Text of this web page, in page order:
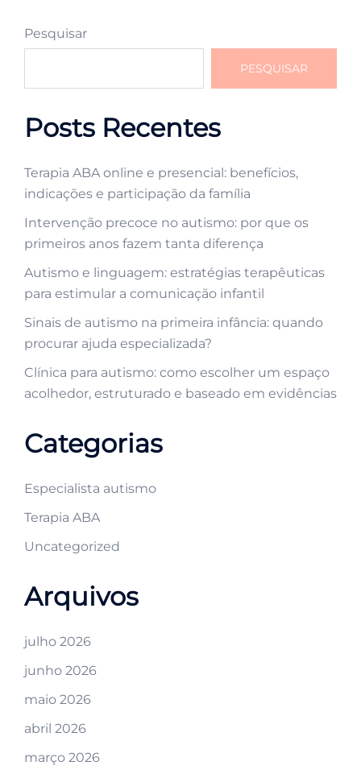
Pesquisar
PESQUISAR
Posts Recentes
Terapia ABA online e presencial: benefícios,
indicações e participação da família
Intervenção precoce no autismo: por que os
primeiros anos fazem tanta diferença
Autismo e linguagem: estratégias terapêuticas
para estimular a comunicação infantil
Sinais de autismo na primeira infância: quando
procurar ajuda especializada?
Clínica para autismo: como escolher um espaço
acolhedor, estruturado e baseado em evidências
Categorias
Especialista autismo
Terapia ABA
Uncategorized
Arquivos
julho 2026
junho 2026
maio 2026
abril 2026
março 2026